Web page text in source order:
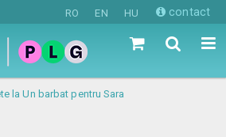
RO EN HU contact